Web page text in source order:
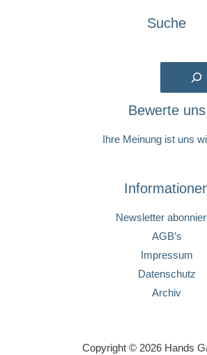
Suche
Bewerte uns
Ihre Meinung ist uns
Newsletter
AGB’s
Impressum
Datenschutz
Archiv
Copyright © 2026 Hands